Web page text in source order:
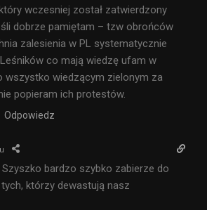
wczesniej został zatwierdzony
dobrze pamiętam – tzw obrońców
zalesienia w PL systematycznie
co mają wiedzę ufam w
wszystko wiedzącym zielonym za
popieram ich protestów.
Odpowiedz
bardzo szybko zabierze do
którzy dewastują nasz